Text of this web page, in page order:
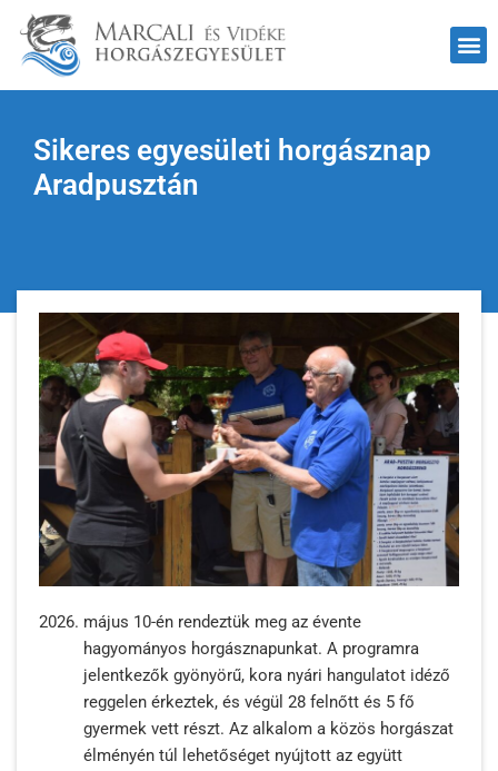
Sikeres egyesületi horgásznap
Aradpusztán
május 10-én rendeztük meg az évente
hagyományos horgásznapunkat. A programra
jelentkezők gyönyörű, kora nyári hangulatot idéző
reggelen érkeztek, és végül 28 felnőtt és 5 fő
gyermek vett részt. Az alkalom a közös horgászat
élményén túl lehetőséget nyújtott az együtt